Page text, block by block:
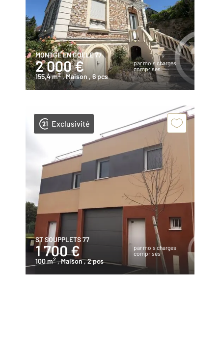
MONTGE EN GOELE 77
2 000 €
par mois charges
comprises
155,4 m2 , Maison , 6 pcs
Exclusivité
ST SOUPPLETS 77
1 700 €
par mois charges
comprises
100 m2 , Maison, 2 pcs